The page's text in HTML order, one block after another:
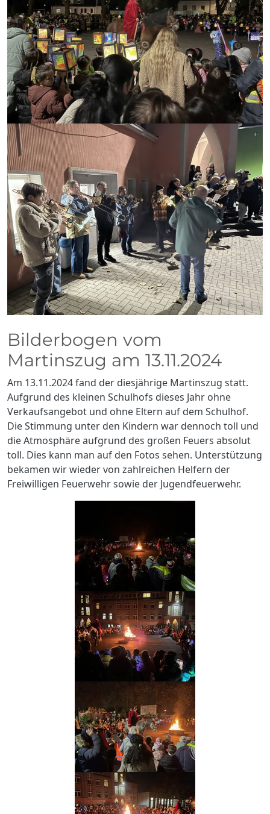
Bilderbogen vom
Martinszug am 13.11.2024
Am 13.11.2024 fand der diesjährige Martinszug statt.
Aufgrund des kleinen Schulhofs dieses Jahr ohne
Verkaufsangebot und ohne Eltern auf dem Schulhof.
Die Stimmung unter den Kindern war dennoch toll und
die Atmosphäre aufgrund des großen Feuers absolut
toll. Dies kann man auf den Fotos sehen. Unterstützung
bekamen wir wieder von zahlreichen Helfern der
Freiwilligen Feuerwehr sowie der Jugendfeuerwehr.